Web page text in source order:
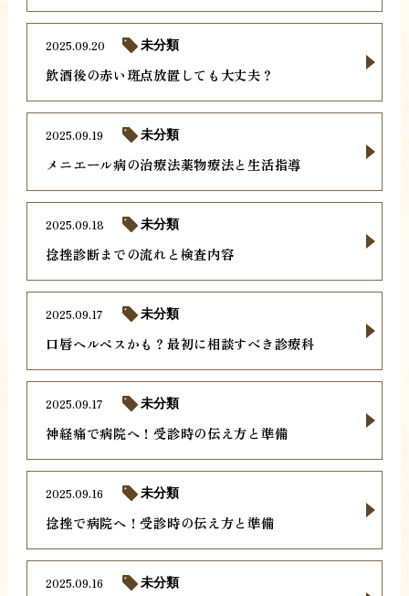
飲酒後の赤い斑点放置しても大丈夫？
2025.09.20 未分類
メニエール病の治療法薬物療法と生活指導
2025.09.19 未分類
捻挫診断までの流れと検査内容
2025.09.18 未分類
口唇ヘルペスかも？最初に相談すべき診療科
2025.09.17 未分類
神経痛で病院へ！受診時の伝え方と準備
2025.09.17 未分類
捻挫で病院へ！受診時の伝え方と準備
2025.09.16 未分類
2025.09.16 未分類